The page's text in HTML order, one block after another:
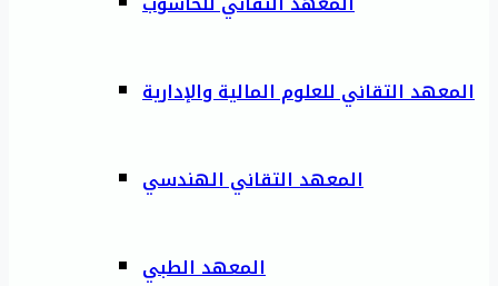
المعهد التقاني للعلوم المالية والإدارية
المعهد التقاني الهندسي
المعهد الطبي